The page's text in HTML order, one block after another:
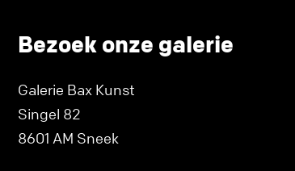
Bezoek onze galerie
Galerie Bax Kunst
Singel 82
8601 AM Sneek